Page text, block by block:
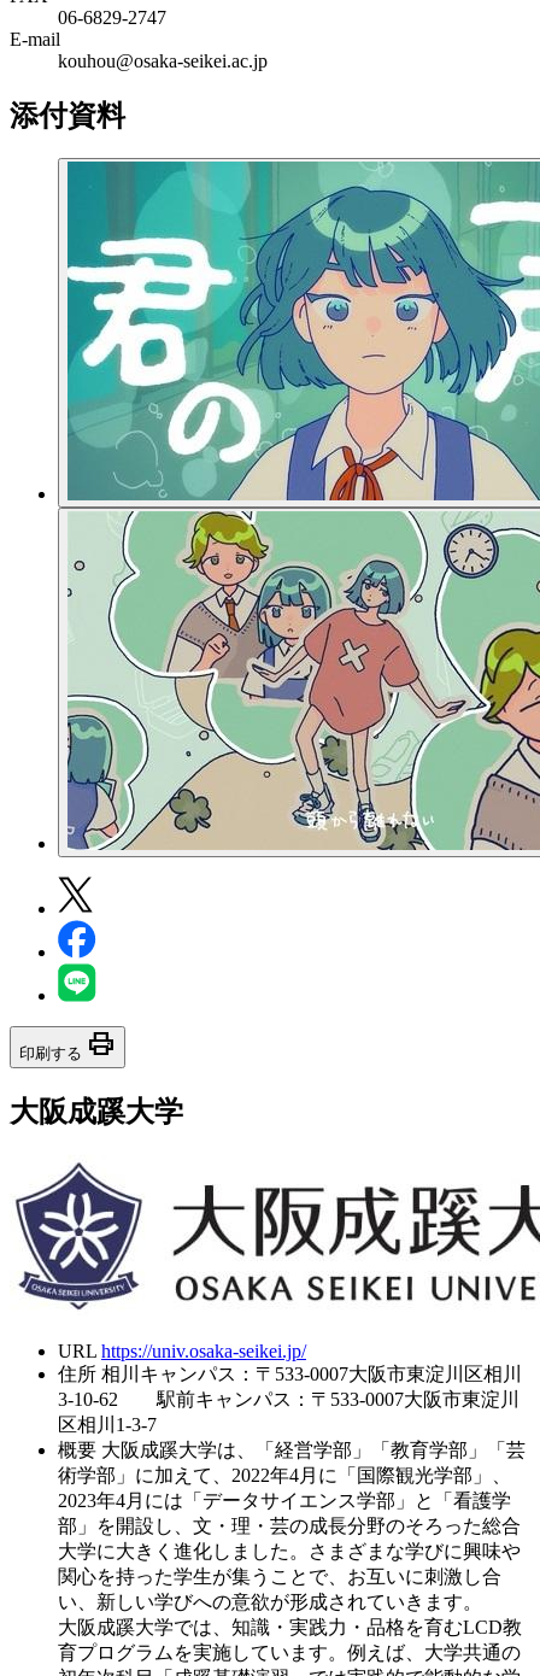
06-6829-2747
E-mail
kouhou@osaka-seikei.ac.jp
添付資料
印刷する print
大阪成蹊大学
URL https://univ.osaka-seikei.jp/
住所 相川キャンパス：〒533-0007大阪市東淀川区相川
3-10-62 駅前キャンパス：〒533-0007大阪市東淀川
区相川1-3-7
概要 大阪成蹊大学は、「経営学部」「教育学部」「芸
術学部」に加えて、2022年4月に「国際観光学部」、
2023年4月には「データサイエンス学部」と「看護学
部」を開設し、文・理・芸の成長分野のそろった総合
大学に大きく進化しました。さまざまな学びに興味や
関心を持った学生が集うことで、お互いに刺激し合
い、新しい学びへの意欲が形成されていきます。
大阪成蹊大学では、知識・実践力・品格を育むLCD教
育プログラムを実施しています。例えば、大学共通の